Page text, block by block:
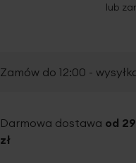
lub
Zamów do 12:00 -
Darmowa dostawa od
zł